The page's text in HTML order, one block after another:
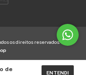
de
ENTENDI
os direitos reservados.